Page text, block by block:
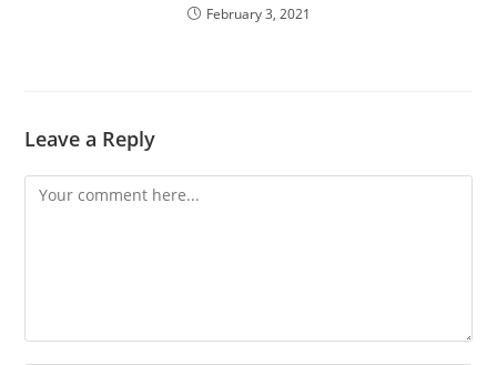
February 3, 2021
Leave a Reply
Comment